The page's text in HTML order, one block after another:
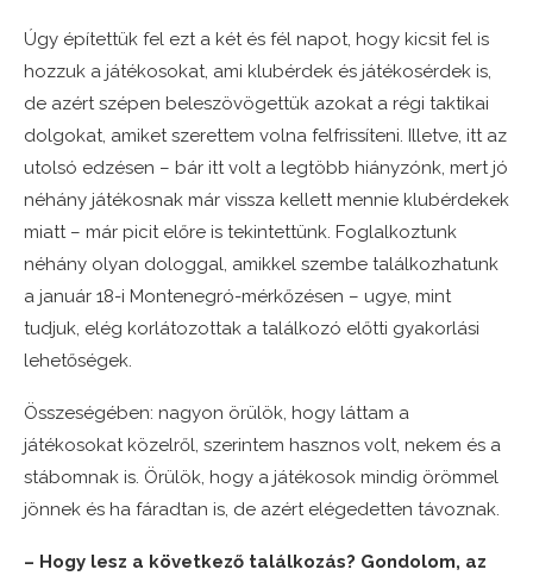
Úgy építettük fel ezt a két és fél napot, hogy kicsit fel is
hozzuk a játékosokat, ami klubérdek és játékosérdek is,
de azért szépen beleszövögettük azokat a régi taktikai
dolgokat, amiket szerettem volna felfrissíteni. Illetve, itt az
utolsó edzésen – bár itt volt a legtöbb hiányzónk, mert jó
néhány játékosnak már vissza kellett mennie klubérdekek
miatt – már picit előre is tekintettünk. Foglalkoztunk
néhány olyan dologgal, amikkel szembe találkozhatunk
a január 18-i Montenegró-mérkőzésen – ugye, mint
tudjuk, elég korlátozottak a találkozó előtti gyakorlási
lehetőségek.
Összeségében: nagyon örülök, hogy láttam a
játékosokat közelről, szerintem hasznos volt, nekem és a
stábomnak is. Örülök, hogy a játékosok mindig örömmel
jönnek és ha fáradtan is, de azért elégedetten távoznak.
– Hogy lesz a következő találkozás? Gondolom, az